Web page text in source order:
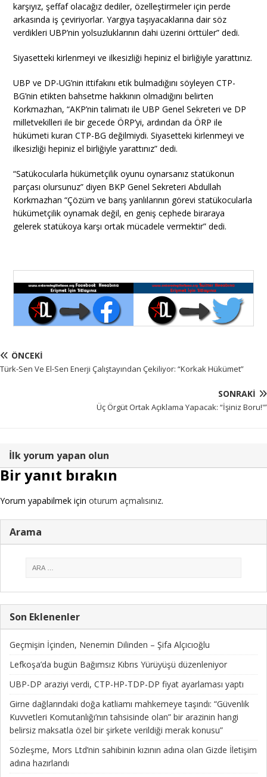
karşıyız, şeffaf olacağız dediler, özelleştirmeler için perde
arkasında iş çeviriyorlar. Yargıya taşıyacaklarına dair söz
verdikleri UBP’nin yolsuzluklarının dahi üzerini örttüler” dedi.
Siyasetteki kirlenmeyi ve ilkesizliği hepiniz el birliğiyle yarattınız.
UBP ve DP-UG’nin ittifakını etik bulmadığını söyleyen CTP-
BG’nin etikten bahsetme hakkının olmadığını belirten
Korkmazhan, “AKP’nin talimatı ile UBP Genel Sekreteri ve DP
milletvekilleri ile bir gecede ÖRP’yi, ardından da ÖRP ile
hükümeti kuran CTP-BG değilmiydi. Siyasetteki kirlenmeyi ve
ilkesizliği hepiniz el birliğiyle yarattınız” dedi.
“Satükocularla hükümetçilik oyunu oynarsanız statükonun
parçası olursunuz” diyen BKP Genel Sekreteri Abdullah
Korkmazhan “Çözüm ve barış yanlılarının görevi statükocularla
hükümetçilik oynamak değil, en geniş cephede biraraya
gelerek statükoya karşı ortak mücadele vermektir” dedi.
ÖNCEKI
Türk-Sen Ve El-Sen Enerji Çalıştayından Çekiliyor: “Korkak Hükümet”
SONRAKI
Üç Örgüt Ortak Açıklama Yapacak: “İşiniz Boru!'”
İlk yorum yapan olun
Bir yanıt bırakın
Yorum yapabilmek için oturum açmalısınız.
Arama
Son Eklenenler
Geçmişin İçinden, Nenemin Dilinden – Şifa Alçıcıoğlu
Lefkoşa’da bugün Bağımsız Kıbrıs Yürüyüşü düzenleniyor
UBP-DP araziyi verdi, CTP-HP-TDP-DP fiyat ayarlaması yaptı
Girne dağlarındaki doğa katliamı mahkemeye taşındı: “Güvenlik
Kuvvetleri Komutanlığı’nın tahsisinde olan” bir arazinin hangi
belirsiz maksatla özel bir şirkete verildiği merak konusu”
Sözleşme, Mors Ltd’nin sahibinin kızının adına olan Gizde İletişim
adına hazırlandı